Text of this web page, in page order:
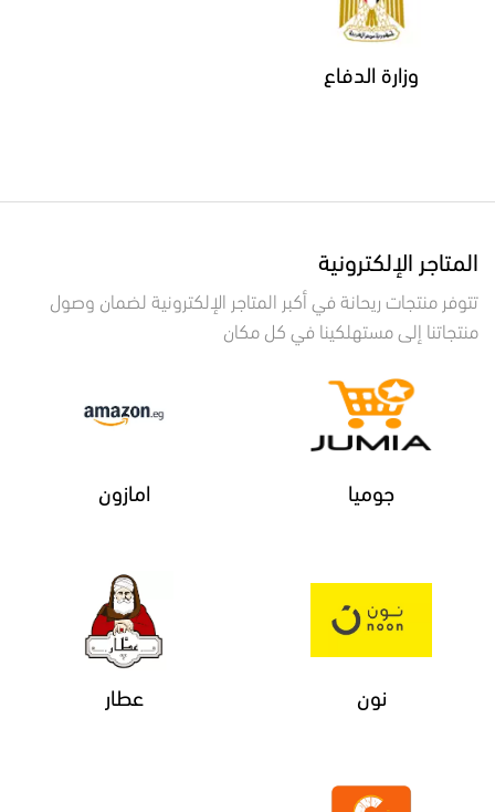
وزارة الدفاع
المتاجر الإلكترونية
تتوفر منتجات ريحانة في أكبر المتاجر الإلكترونية لضمان وصول
منتجاتنا إلى مستهلكينا في كل مكان
جوميا امازون
نون عطار